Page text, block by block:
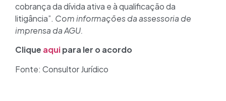
cobrança da dívida ativa e à qualificação da
litigância”. Com informações da assessoria de
imprensa da AGU.
Clique aquipara ler o acordo
Fonte: Consultor Jurídico